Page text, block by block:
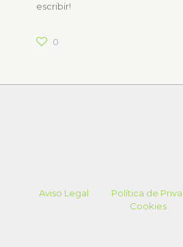
escribir!
0
Aviso Legal Política de
Cookies